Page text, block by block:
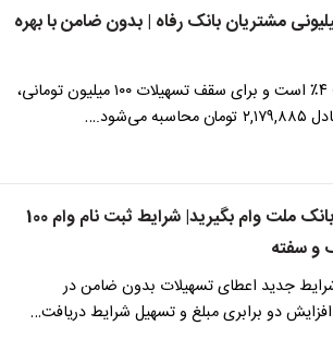
نام وام ۱۰۰ میلیونی مشتریان بانک رفاه | بدون ضامن با بهره
نرخ سود وام افق ۲؛ ۴٪ است و برای سقف تسهیلات ۱۰۰ میلیون تومانی،
بدون ضامن از فرابانک ملت وام بگیرید| شرایط ثبت نام وام 100
و سفته
جدید اعطای تسهیلات بدون ضامن در
دو برابری مبلغ و تسهیل شرایط دریافت…